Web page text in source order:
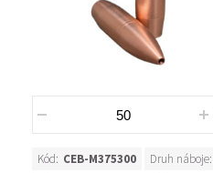
Kód: CEB-M375300 Druh náboje: